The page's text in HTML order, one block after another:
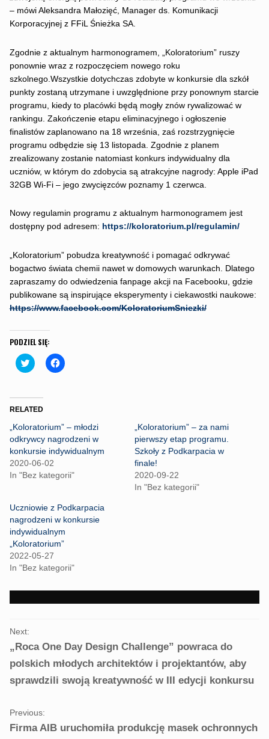
– mówi Aleksandra Małozięć, Manager ds. Komunikacji
Korporacyjnej z FFiL Śnieżka SA.
Zgodnie z aktualnym harmonogramem, „Koloratorium” ruszy
ponownie wraz z rozpoczęciem nowego roku
szkolnego.Wszystkie dotychczas zdobyte w konkursie dla szkół
punkty zostaną utrzymane i uwzględnione przy ponownym starcie
programu, kiedy to placówki będą mogły znów rywalizować w
rankingu. Zakończenie etapu eliminacyjnego i ogłoszenie
finalistów zaplanowano na 18 września, zaś rozstrzygnięcie
programu odbędzie się 13 listopada. Zgodnie z planem
zrealizowany zostanie natomiast konkurs indywidualny dla
uczniów, w którym do zdobycia są atrakcyjne nagrody: Apple iPad
32GB Wi-Fi – jego zwycięzców poznamy 1 czerwca.
Nowy regulamin programu z aktualnym harmonogramem jest
dostępny pod adresem: https://koloratorium.pl/regulamin/
„Koloratorium” pobudza kreatywność i pomagać odkrywać
bogactwo świata chemii nawet w domowych warunkach. Dlatego
zapraszamy do odwiedzenia fanpage akcji na Facebooku, gdzie
publikowane są inspirujące eksperymenty i ciekawostki naukowe:
https://www.facebook.com/KoloratoriumSniezki/
PODZIEL SIĘ:
C
l
t
o
h
a
r
e
o
n
w
t
e
r
(
O
p
e
n
s
i
n
w
o
w
)
C
l
h
a
r
e
o
a
b
o
o
k
(
O
p
n
s
n
e
d
o
w
)
RELATED
„Koloratorium” – młodzi
odkrywcy nagrodzeni w
konkursie indywidualnym
2020-06-02
In "Bez kategorii"
„Koloratorium” – za nami
pierwszy etap programu.
Szkoły z Podkarpacia w
finale!
2020-09-22
In "Bez kategorii"
Uczniowie z Podkarpacia
nagrodzeni w konkursie
indywidualnym
„Koloratorium”
2022-05-27
In "Bez kategorii"
PORTFOLIO
NAVIGATION
Previous:
Firma AIB uruchomiła produkcję masek ochronnych
Next:
„Roca One Day Design Challenge” powraca do
polskich młodych architektów i projektantów, aby
sprawdzili swoją kreatywność w III edycji konkursu